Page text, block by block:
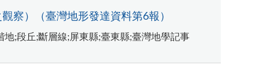
察）（臺灣地形發達資料第6報）
地;段丘;斷層線;屏東縣;臺東縣;臺灣地學記事